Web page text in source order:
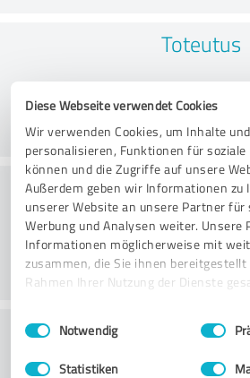
Diese Webseite verwendet Cookies
Wir verwenden Cookies, um Inhalte
personalisieren, Funktionen für
können und die Zugriffe auf unsere
Außerdem geben wir Informationen zu
unserer Website an unsere Partner für
Werbung und Analysen weiter. Unsere
Informationen möglicherweise mit
zusammen, die Sie ihnen bereitgestellt
Rahmen Ihrer Nutzung der Dienste
Impressum Datenschutzbestimmungen
Einwilligungsauswahl
Notwendig
Statistiken
Toteutus